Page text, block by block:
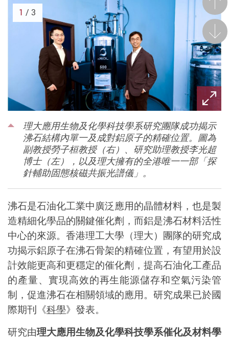
前
理大應用生物及化學科技學系研究團隊成功揭示
沸石結構內單一及成對鋁原子的精確位置。圖為
副教授勞子桓教授（右）、研究助理教授李光超
博士（左），以及理大擁有的全港唯一一部「探
針輔助固態核磁共振光譜儀」。
後一
1 / 3
沸石是石油化工業中廣泛應用的晶體材料，也是製
造精細化學品的關鍵催化劑，而鋁是沸石材料活性
中心的來源。香港理工大學（理大）團隊的研究成
功揭示鋁原子在沸石骨架的精確位置，有望用於設
計效能更高和更穩定的催化劑，提高石油化工產品
的產量、實現高效的再生能源儲存和空氣污染管
制，促進沸石在相關領域的應用。研究成果已於國
際期刊《科學》發表。
研究由理大應用生物及化學科技學系催化及材料學